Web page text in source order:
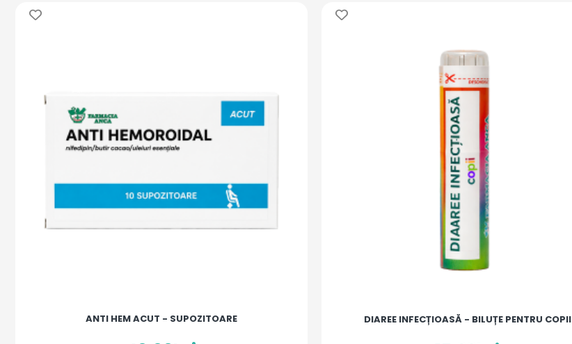
ANTI HEM ACUT - SUPOZITOARE DIAREE INFECȚIOASĂ - BILUȚE PENTRU COPII